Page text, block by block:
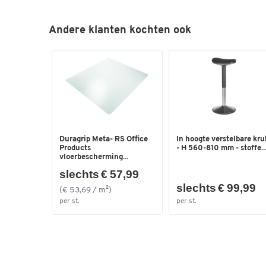
Andere klanten kochten ook
Duragrip Meta- RS Office
Products
vloerbescherming...
slechts € 57,99
(€ 53,69 / m²)
per st.
In hoogte verstelbare
- H 560-810 mm - stoffe...
slechts € 99,99
per st.